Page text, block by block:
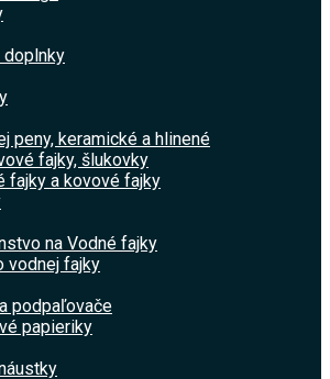
doplnky
peny, keramické a hlinené
fajky, šlukovky
fajky a kovové fajky
na Vodné fajky
vodnej fajky
podpaľovače
papieriky